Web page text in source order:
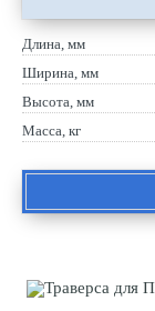
Длина, мм
Ширина, мм
Высота, мм
Масса, кг